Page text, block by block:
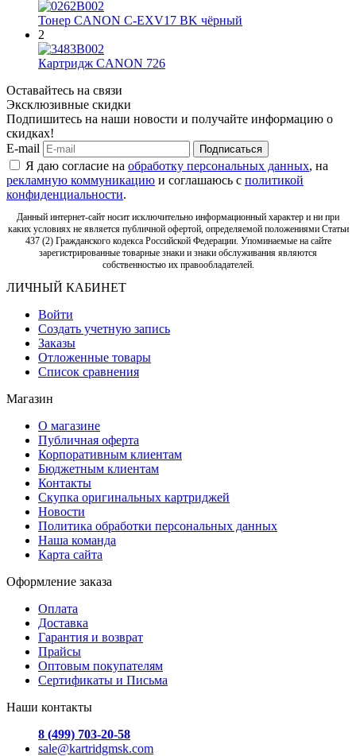
Тонер CANON C-EXV17 BK чёрный
2
Картридж CANON 726
Оставайтесь на связи
Эксклюзивные скидки
Подпишитесь на наши новости и получайте информацию о
скидках!
E-mail
Подписаться
Я даю согласие на обработку персональных данных, на
рекламную коммуникацию и соглашаюсь с политикой
конфиденциальности.
Данный интернет-сайт носит исключительно информационный характер и ни при
каких условиях не является публичной офертой, определяемой положениями Статьи
437 (2) Гражданского кодекса Российской Федерации. Упоминаемые на сайте
зарегистрированные товарные знаки и знаки обслуживания являются
собственностью их правообладателей.
ЛИЧНЫЙ КАБИНЕТ
Войти
Создать учетную запись
Заказы
Отложенные товары
Список сравнения
Магазин
О магазине
Публичная оферта
Корпоративным клиентам
Бюджетным клиентам
Контакты
Скупка оригинальных картриджей
Новости
Политика обработки персональных данных
Наша команда
Карта сайта
Оформление заказа
Оплата
Доставка
Гарантия и возврат
Прайсы
Оптовым покупателям
Сертификаты и Письма
Наши контакты
8 (499) 703-20-58
sale@kartridgmsk.com